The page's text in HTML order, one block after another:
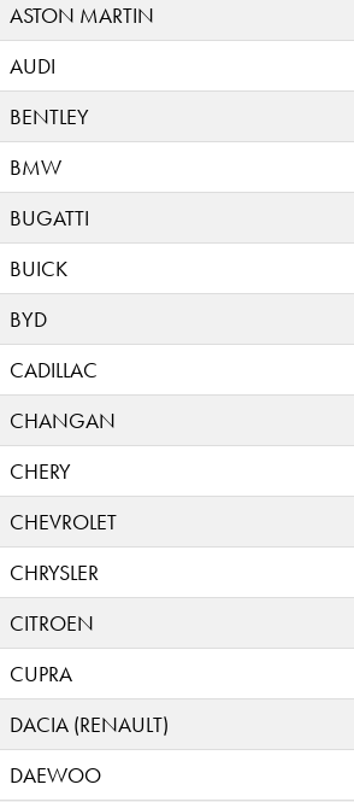
ASTON MARTIN
AUDI
BENTLEY
BMW
BUGATTI
BUICK
BYD
CADILLAC
CHANGAN
CHERY
CHEVROLET
CHRYSLER
CITROEN
CUPRA
DACIA (RENAULT)
DAEWOO